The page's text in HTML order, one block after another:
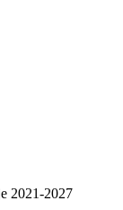
2021-2027